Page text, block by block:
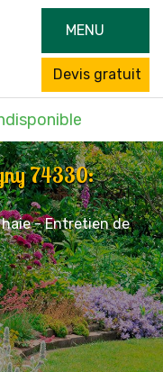
MENU
Devis gratuit
74330:
- Entretien de